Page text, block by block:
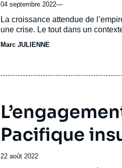
04 septembre 2022—
Accroche
La croissance attendue de
une crise. Le tout dans un
Marc JULIENNE
Pacifique
Date
22 août 2022